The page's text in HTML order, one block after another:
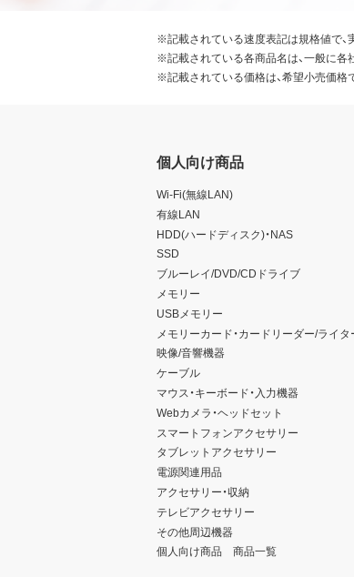
※記載されている速度表記は規格値で、
※記載されている各商品名は、一般に各
※記載されている価格は、希望小売価格
個人向け商品
Wi-Fi(無線LAN)
有線LAN
HDD(ハードディスク)・NAS
SSD
ブルーレイ/DVD/CDドライブ
メモリー
USBメモリー
メモリーカード・カードリーダー/ライタ
映像/音響機器
ケーブル
マウス・キーボード・入力機器
Webカメラ・ヘッドセット
スマートフォンアクセサリー
タブレットアクセサリー
電源関連用品
アクセサリー・収納
テレビアクセサリー
その他周辺機器
個人向け商品 商品一覧